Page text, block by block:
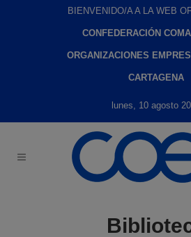
BIENVENIDO/A A LA WEB
CONFEDERACIÓN
ORGANIZACIONES
CARTAGENA
lunes, 10 agosto